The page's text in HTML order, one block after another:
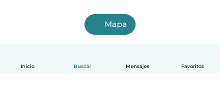
Inicio Buscar Mensajes Favoritos
Mapa